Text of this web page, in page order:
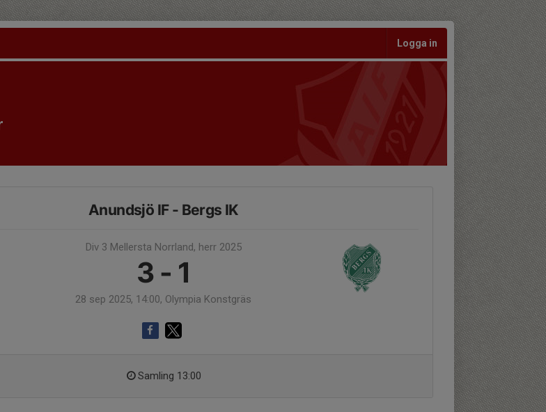
Logga in
Anundsjö IF - Bergs IK
Div 3 Mellersta Norrland, herr 2025
3 - 1
28 sep 2025, 14:00, Olympia Konstgräs
Samling 13:00